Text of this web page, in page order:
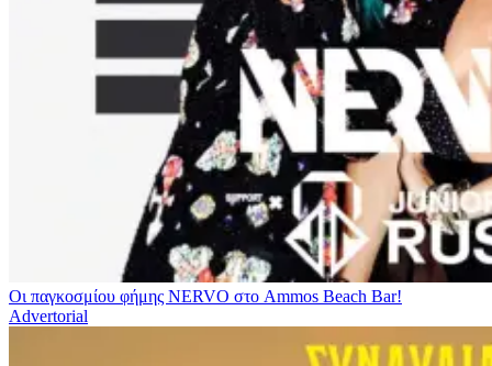
Οι παγκοσμίου φήμης NERVO στο Ammos Beach Bar!
Advertorial